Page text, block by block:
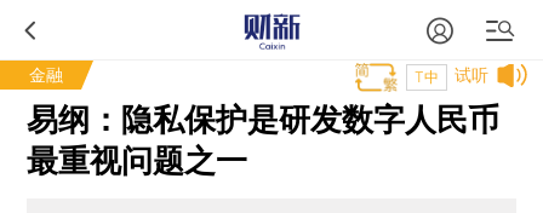
金融 试听
T中
易纲：隐私保护是研发数字人民币
最重视问题之一